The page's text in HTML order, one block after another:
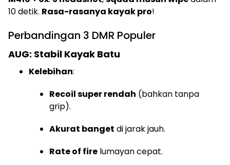
10 detik. Rasa-rasanya kayak pro!
Perbandingan 3 DMR Populer
AUG: Stabil Kayak Batu
Kelebihan:
Recoil super rendah (bahkan tanpa
grip).
Akurat banget di jarak jauh.
Rate of fire lumayan cepat.